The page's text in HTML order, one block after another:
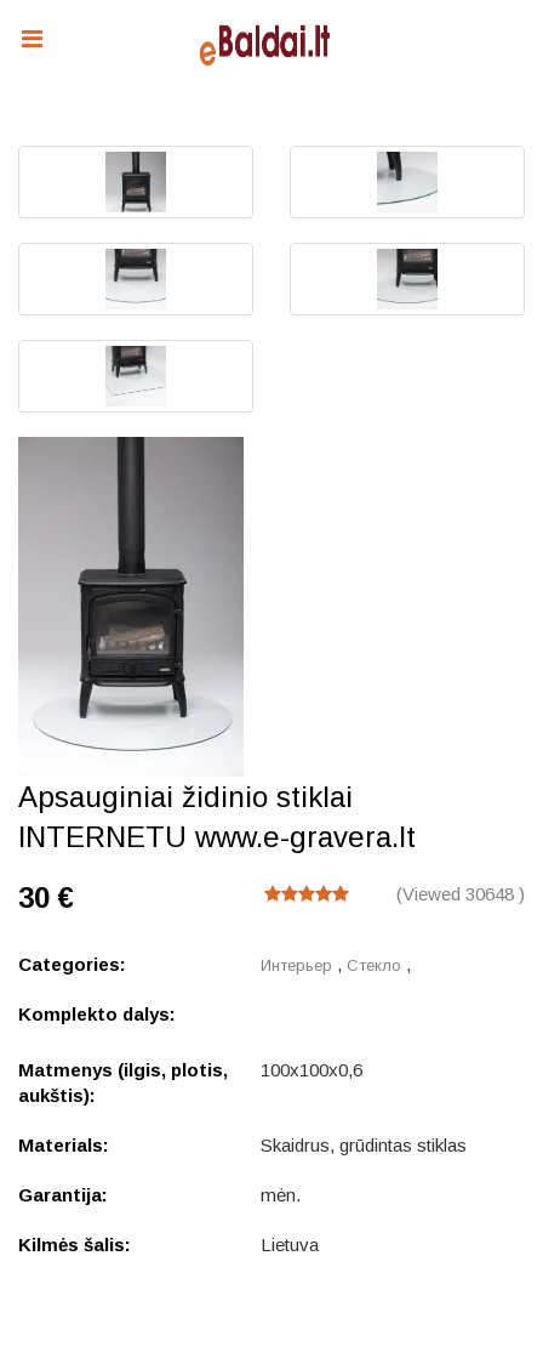
Apsauginiai židinio stiklai
INTERNETU www.e-gravera.lt
(Viewed 30648 )
30 €
Categories: Интерьер , Стекло ,
Komplekto dalys:
Matmenys (ilgis, plotis,
aukštis):
100x100x0,6
Materials: Skaidrus, grūdintas stiklas
Garantija: mėn.
Kilmės šalis: Lietuva